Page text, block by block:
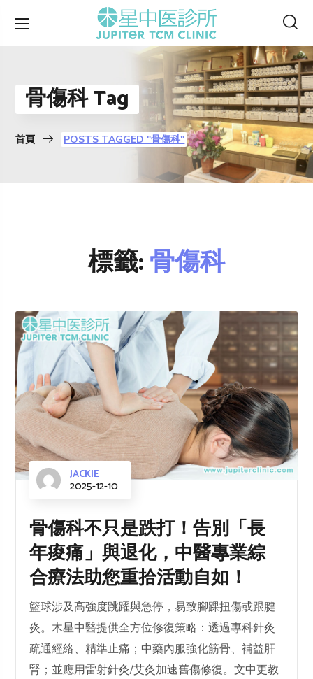
骨傷科 Tag
首頁 POSTS TAGGED "骨傷科"
標籤:骨傷科
JACKIE
2025-12-10
骨傷科不只是跌打！告別「長
年痠痛」與退化，中醫專業綜
合療法助您重拾活動自如！
籃球涉及高強度跳躍與急停，易致腳踝扭傷或跟腱
炎。木星中醫提供全方位修復策略：透過專科針灸
疏通經絡、精準止痛；中藥內服強化筋骨、補益肝
腎；並應用雷射針灸/艾灸加速舊傷修復。文中更教